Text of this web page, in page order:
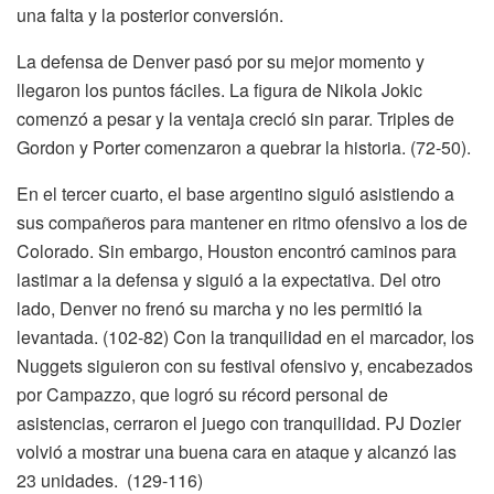
una falta y la posterior conversión.
La defensa de Denver pasó por su mejor momento y
llegaron los puntos fáciles. La figura de Nikola Jokic
comenzó a pesar y la ventaja creció sin parar. Triples de
Gordon y Porter comenzaron a quebrar la historia. (72-50).
En el tercer cuarto, el base argentino siguió asistiendo a
sus compañeros para mantener en ritmo ofensivo a los de
Colorado. Sin embargo, Houston encontró caminos para
lastimar a la defensa y siguió a la expectativa. Del otro
lado, Denver no frenó su marcha y no les permitió la
levantada. (102-82) Con la tranquilidad en el marcador, los
Nuggets siguieron con su festival ofensivo y, encabezados
por Campazzo, que logró su récord personal de
asistencias, cerraron el juego con tranquilidad. PJ Dozier
volvió a mostrar una buena cara en ataque y alcanzó las
23 unidades. (129-116)